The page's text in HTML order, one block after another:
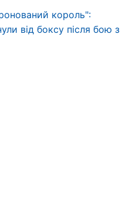
король":
від боксу після бою з